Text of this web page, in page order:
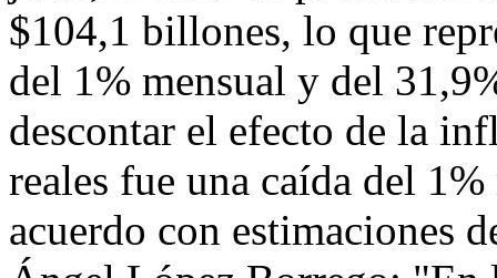
$104,1 billones, lo que
del 1% mensual y del
descontar el efecto de la
reales fue una caída del
acuerdo con estimaciones